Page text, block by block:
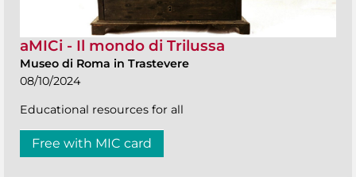
aMICi - Il mondo di Trilussa
Museo di Roma in Trastevere
08/10/2024
Educational resources for all
Free with MIC card